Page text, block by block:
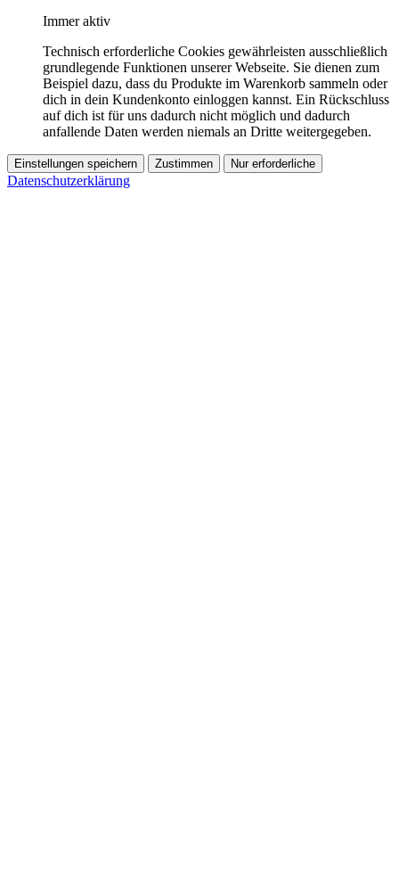
Immer aktiv
Technisch erforderliche Cookies gewährleisten ausschließlich
grundlegende Funktionen unserer Webseite. Sie dienen zum
Beispiel dazu, dass du Produkte im Warenkorb sammeln oder
dich in dein Kundenkonto einloggen kannst. Ein Rückschluss
auf dich ist für uns dadurch nicht möglich und dadurch
anfallende Daten werden niemals an Dritte weitergegeben.
Einstellungen speichern Zustimmen Nur erforderliche
Datenschutzerklärung